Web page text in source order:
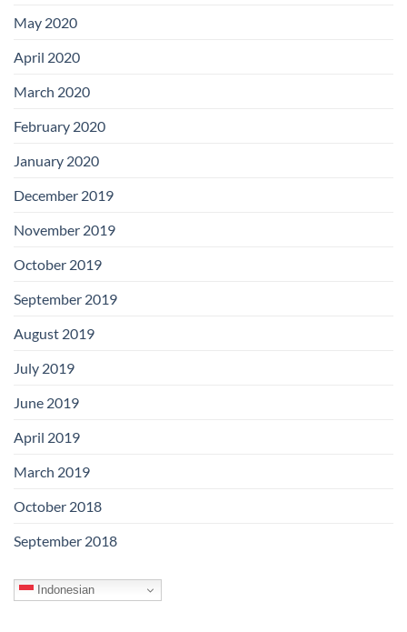
May 2020
April 2020
March 2020
February 2020
January 2020
December 2019
November 2019
October 2019
September 2019
August 2019
July 2019
June 2019
April 2019
March 2019
October 2018
September 2018
Indonesian